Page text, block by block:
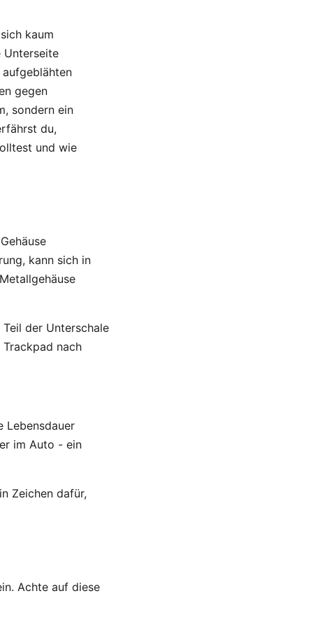
kaum
Unterseite
gegen
sondern ein
du,
und wie
kann sich in
der Unterschale
Trackpad nach
Lebensdauer
im Auto - ein
Zeichen dafür,
Achte auf diese